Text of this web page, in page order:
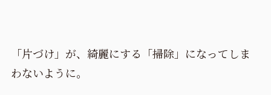
「片づけ」が、綺麗にする「掃除」になってしま
わないように。